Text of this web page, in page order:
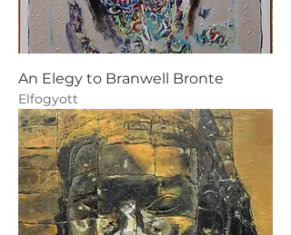
An Elegy to Branwell Bronte
Elfogyott